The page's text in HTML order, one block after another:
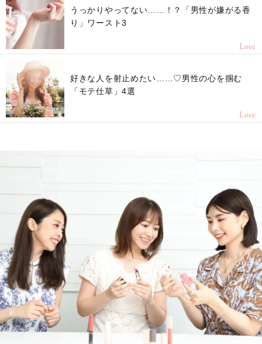
うっかりやってない……！？「男性が嫌がる香
り」ワースト3
Love
好きな人を射止めたい……♡男性の心を掴む
「モテ仕草」4選
Love